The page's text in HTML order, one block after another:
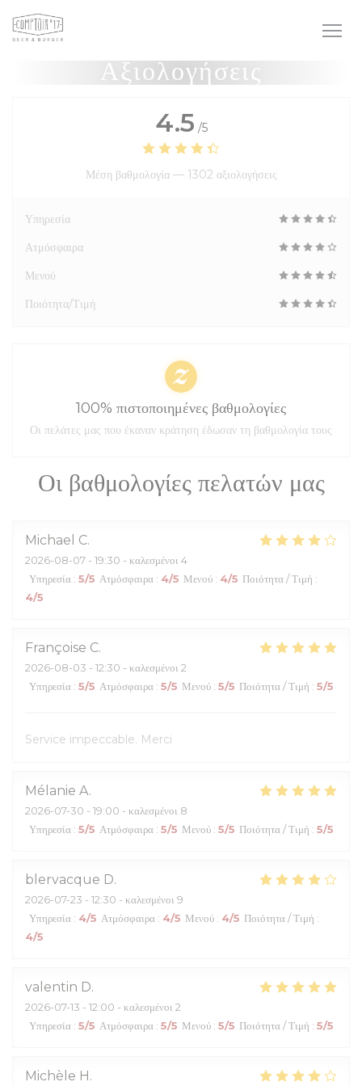
Πίνακας διαχείρισης "Μπισκότων" (Cookies)
Αξιολογήσεις
Οι βαθμολογίες πελατών μας
Michael C
2026-08-07 - 19:30 - καλεσμένοι 4
Υπηρεσία : 5/5 Ατμόσφαιρα : 4/5 Μενού : 4/5 Ποιότητα / Τιμή :
4/5
Françoise C
2026-08-03 - 12:30 - καλεσμένοι 2
Υπηρεσία : 5/5 Ατμόσφαιρα : 5/5 Μενού : 5/5 Ποιότητα / Τιμή : 5/5
Service impeccable. Merci
Mélanie A
2026-07-30 - 19:00 - καλεσμένοι 8
Υπηρεσία : 5/5 Ατμόσφαιρα : 5/5 Μενού : 5/5 Ποιότητα / Τιμή : 5/5
blervacque D
2026-07-23 - 12:30 - καλεσμένοι 9
Υπηρεσία : 4/5 Ατμόσφαιρα : 4/5 Μενού : 4/5 Ποιότητα / Τιμή :
4/5
valentin D
2026-07-13 - 12:00 - καλεσμένοι 2
Υπηρεσία : 5/5 Ατμόσφαιρα : 5/5 Μενού : 5/5 Ποιότητα / Τιμή : 5/5
Michèle H
4.5 /5
Μέση βαθμολογία — 1302 αξιολογήσεις
Υπηρεσία
Ατμόσφαιρα
Μενού
Ποιότητα/Τιμή
100% πιστοποιημένες βαθμολογίες
Οι πελάτες μας που έκαναν κράτηση έδωσαν τη βαθμολογία τους